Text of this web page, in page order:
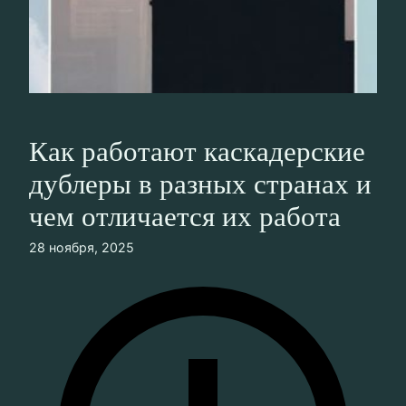
Как работают каскадерские
дублеры в разных странах и
чем отличается их работа
28 ноября, 2025